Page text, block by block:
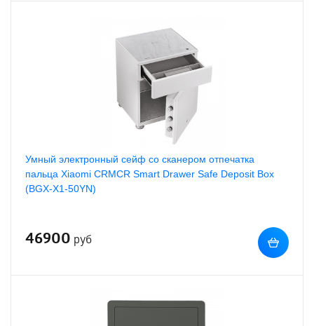
Умный электронный сейф со сканером отпечатка
пальца Xiaomi CRMCR Smart Drawer Safe Deposit Box
(BGX-X1-50YN)
46900 руб